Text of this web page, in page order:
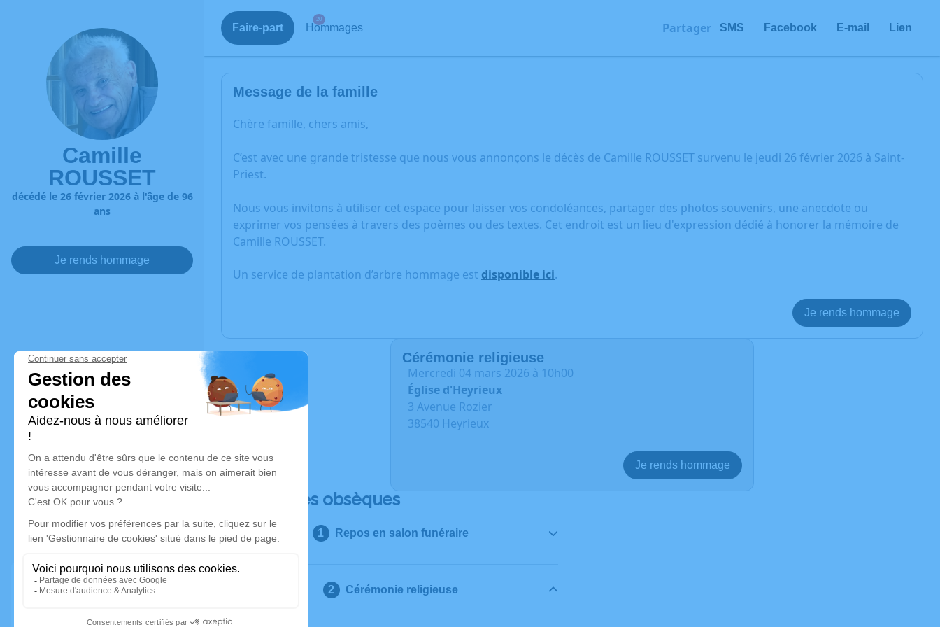
Camille
ROUSSET
décédé le 26 février 2026 à l'âge de 96
ans
Je rends hommage
Faire-part
20
Hommages Partager SMS Facebook E-mail Lien
Message de la famille
Chère famille, chers amis,
C’est avec une grande tristesse que nous vous annonçons le décès de Camille ROUSSET survenu le jeudi 26 février 2026 à Saint-
Priest.
Nous vous invitons à utiliser cet espace pour laisser vos condoléances, partager des photos souvenirs, une anecdote ou
exprimer vos pensées à travers des poèmes ou des textes. Cet endroit est un lieu d'expression dédié à honorer la mémoire de
Camille ROUSSET.
Un service de plantation d’arbre hommage est disponible ici.
Je rends hommage
Cérémonie religieuse
mercredi 04 mars 2026 à 10h00
Église d'Heyrieux
3 Avenue Rozier
38540 Heyrieux
Je rends hommage
Déroulé des obsèques
Repos en salon funéraire
Cérémonie religieuse